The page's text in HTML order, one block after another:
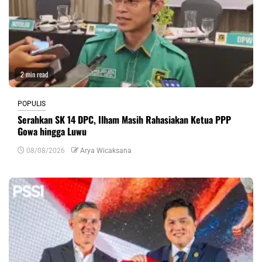
2 min read
POPULIS
Serahkan SK 14 DPC, Ilham Masih Rahasiakan Ketua PPP
Gowa hingga Luwu
08/08/2026 Arya Wicaksana